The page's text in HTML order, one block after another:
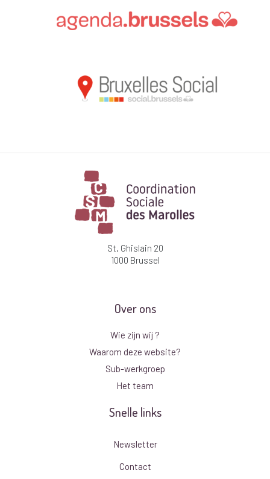
St. Ghislain 20
1000 Brussel
Over ons
Wie zijn wij ?
Waarom deze website?
Sub-werkgroep
Het team
Snelle links
Newsletter
Contact